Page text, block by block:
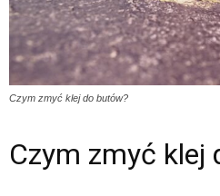
Czym zmyć klej do butów?
Czym zmyć klej